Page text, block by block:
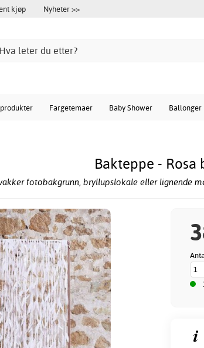
kjøp Nyheter >>
Fargetemaer Baby Shower Ballonger
Bakteppe - Rosa
fotobakgrunn, bryllupslokale eller lignende